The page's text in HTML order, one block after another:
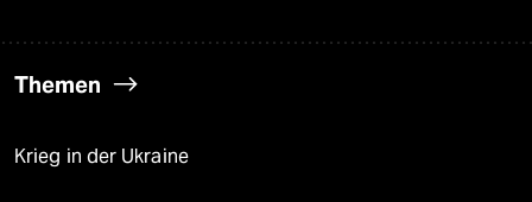
Themen
Krieg in der Ukraine